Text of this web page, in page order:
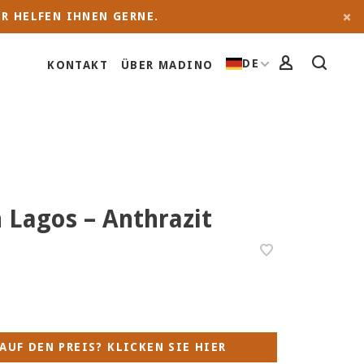
HELFEN IHNEN GERNE.
KONTAKT ÜBER MADINO DE
Lagos – Anthrazit
DEN PREIS? KLICKEN SIE HIER